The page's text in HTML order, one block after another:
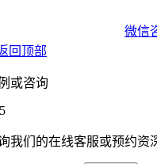
微信
回顶部
或咨询
我们的在线客服或预约资